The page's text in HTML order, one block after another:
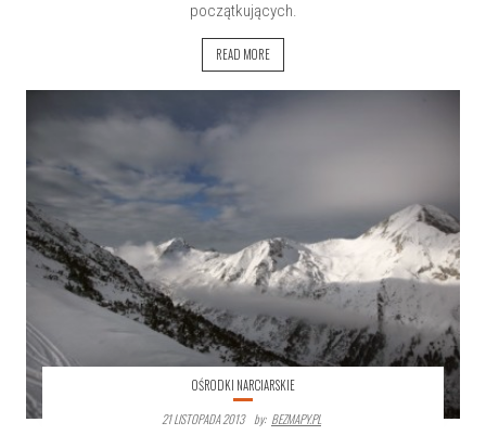
początkujących.
READ MORE
OŚRODKI NARCIARSKIE
21 LISTOPADA 2013
By: BEZMAPY.PL